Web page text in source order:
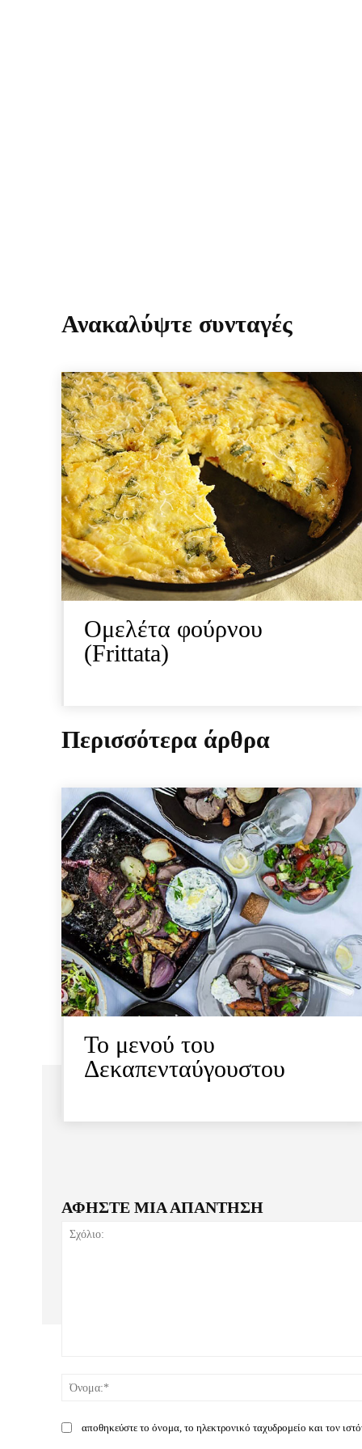
Ανακαλύψτε συνταγές
Ομελέτα φούρνου
(Frittata)
Περισσότερα άρθρα
To μενού του
Δεκαπενταύγουστου
ΑΦΗΣΤΕ ΜΙΑ ΑΠΑΝΤΗΣΗ
αποθηκεύστε το όνομα, το ηλεκτρονικό ταχυδρομείο και τον